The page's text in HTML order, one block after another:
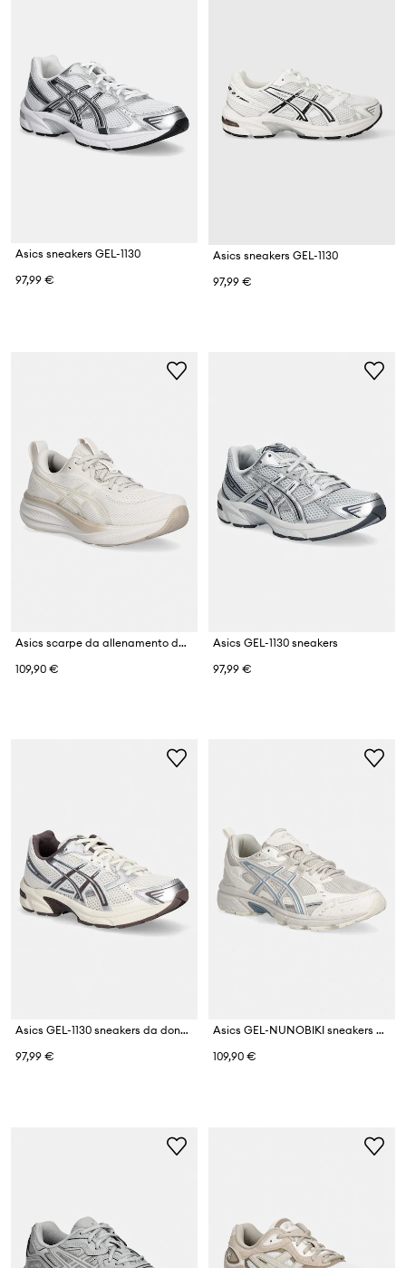
Asics sneakers GEL-1130
97,99 €
Asics sneakers GEL-1130
97,99 €
Asics scarpe da allenamento da donna GEL-PULSE 17
109,90 €
Asics GEL-1130 sneakers
97,99 €
Asics GEL-1130 sneakers da donna
97,99 €
Asics GEL-NUNOBIKI sneakers da donna
109,90 €